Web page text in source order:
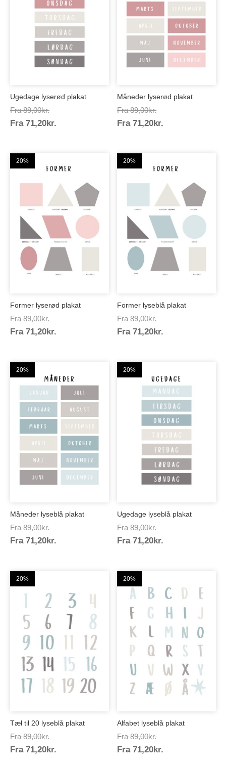
Ugedage lyserød plakat
Fra 89,00kr.Prisinterval:
89,00kr.
Fra 71,20kr.
Måneder lyserød plakat
Fra 89,00kr.Prisinterval:
89,00kr.
Fra 71,20kr.
20%
Former lyserød plakat
Fra 89,00kr.Prisinterval:
89,00kr.
Fra 71,20kr.
20%
Former lyseblå plakat
Fra 89,00kr.Prisinterval:
89,00kr.
Fra 71,20kr.
20%
Måneder lyseblå plakat
Fra 89,00kr.Prisinterval:
89,00kr.
Fra 71,20kr.
20%
Ugedage lyseblå plakat
Fra 89,00kr.Prisinterval:
89,00kr.
Fra 71,20kr.
20%
Tæl til 20 lyseblå plakat
Fra 89,00kr.Prisinterval:
89,00kr.
Fra 71,20kr.
20%
Alfabet lyseblå plakat
Fra 89,00kr.Prisinterval:
89,00kr.
Fra 71,20kr.